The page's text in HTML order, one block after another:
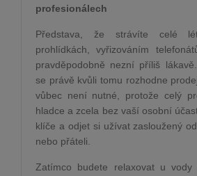
profesionálech
Představa, že strávíte celé
prohlídkách, vyřizováním
pravděpodobně nezní příliš
se právě kvůli tomu rozhodne
vůbec není nutné, protože celý
hladce a zcela bez vaší osobní
klíče a odjet si užívat zasloužený
nebo přáteli.
Zatímco budete relaxovat u vody